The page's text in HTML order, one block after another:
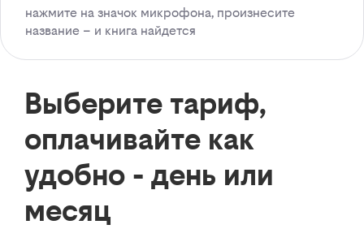
нажмите на значок микрофона, произнесите
название – и книга найдется
Выберите тариф,
оплачивайте как
удобно - день или
месяц